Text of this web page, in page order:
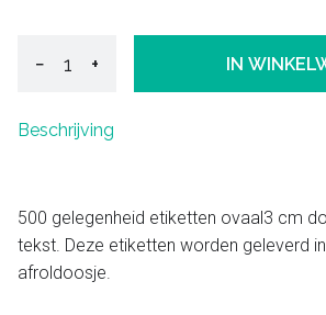
− + IN
Beschrijving
500 gelegenheid etiketten ovaal3 cm
tekst. Deze etiketten worden geleverd
afroldoosje.